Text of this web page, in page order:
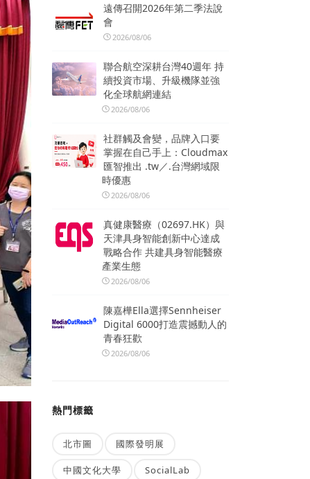
遠傳召開2026年第二季法說
會
2026/08/06
聯合航空深耕台灣40週年 持
續投資市場、升級機隊並強
化全球航網連結
2026/08/06
社群觸及會變，品牌入口要
掌握在自己手上：Cloudmax
匯智推出 .tw／.台灣網域限
時優惠
2026/08/06
真健康醫療（02697.HK）與
天津具身智能創新中心達成
戰略合作 共建具身智能醫療
產業生態
2026/08/06
陳嘉樺Ella選擇Sennheiser
Digital 6000打造震撼動人的
青春狂歡
2026/08/06
熱門標籤
北市圖 國際發明展
中國文化大學 SocialLab